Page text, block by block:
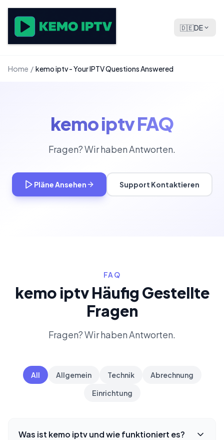
🇩🇪DE
Home / kemo iptv - Your IPTV Questions Answered
kemo iptv FAQ
Fragen? Wir haben Antworten.
Pläne Ansehen Support Kontaktieren
FAQ
kemo iptv Häufig Gestellte
Fragen
Fragen? Wir haben Antworten.
All Allgemein Technik
Abrechnung
Einrichtung
Was ist kemo iptv und wie funktioniert es?